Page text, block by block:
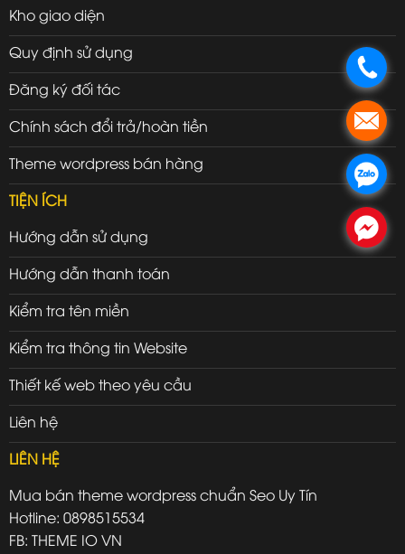
Kho giao diện
Quy định sử dụng
Đăng ký đối tác
Chính sách đổi trả/hoàn tiền
Theme wordpress bán hàng
TIỆN ÍCH
Hướng dẫn sử dụng
Hướng dẫn thanh toán
Kiểm tra tên miền
Kiểm tra thông tin Website
Thiết kế web theo yêu cầu
Liên hệ
LIÊN HỆ
Mua bán theme wordpress chuẩn Seo Uy Tín
Hotline: 0898515534
FB: THEME IO VN
.
.
.
.